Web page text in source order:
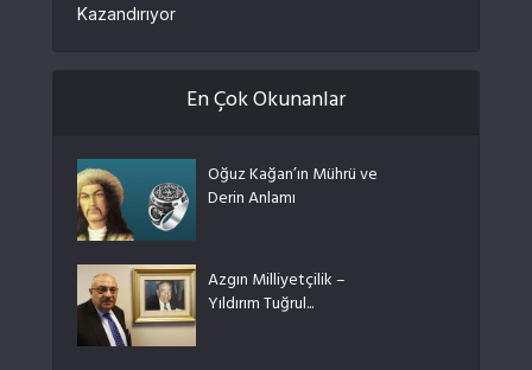
Kazandırıyor
En Çok Okunanlar
Oğuz Kağan’ın Mührü ve
Derin Anlamı
Azgın Milliyetçilik –
Yıldırım Tuğrul...